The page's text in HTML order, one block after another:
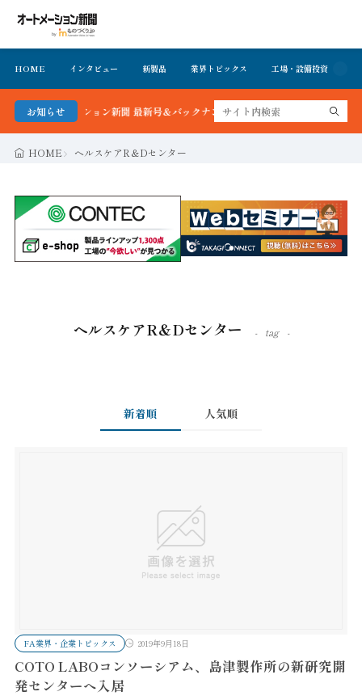
HOME インタビュー 新製品 業界トピックス 工場・設備投資
お知らせ
オートメーション新聞 最新号＆バックナンバーを無料で公開中 詳細はこちら
HOME ヘルスケアR＆Dセンター
ヘルスケアR＆Dセンター tag
新着順 人気順
FA業界・企業トピックス 2019年9月18日
COTO LABOコンソーシアム、島津製作所の新研究開
発センターへ入居